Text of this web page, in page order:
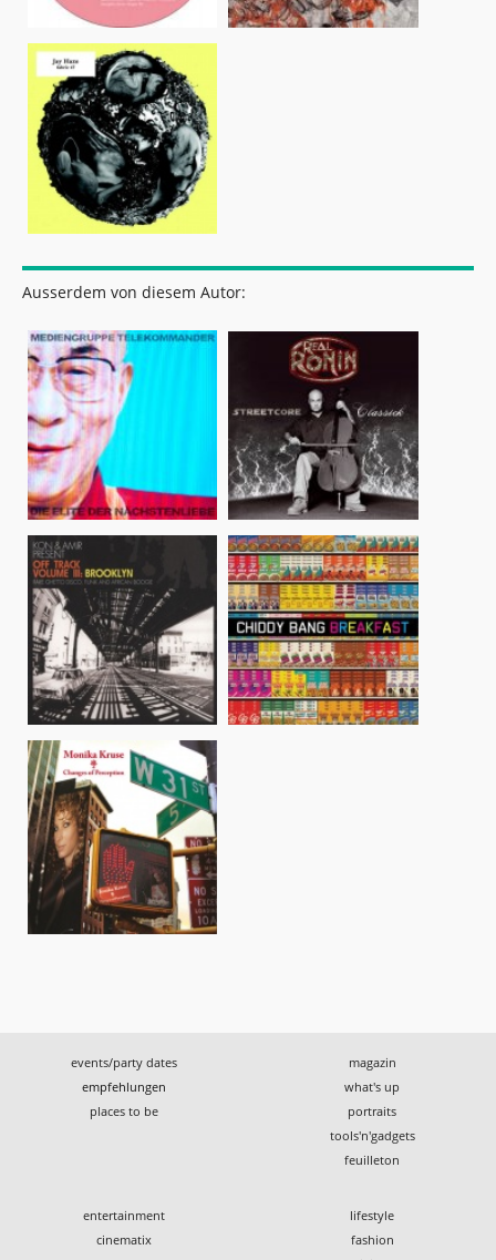
Ausserdem von diesem Autor:
events/party dates
empfehlungen
places to be
magazin
what's up
portraits
tools'n'gadgets
feuilleton
entertainment
cinematix
lifestyle
fashion